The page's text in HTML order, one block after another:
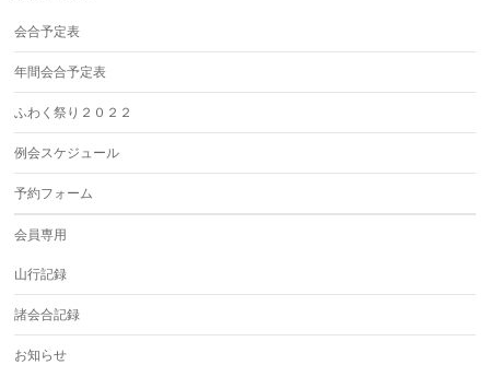
会合予定表
年間会合予定表
ふわく祭り２０２２
例会スケジュール
予約フォーム
会員専用
山行記録
諸会合記録
お知らせ